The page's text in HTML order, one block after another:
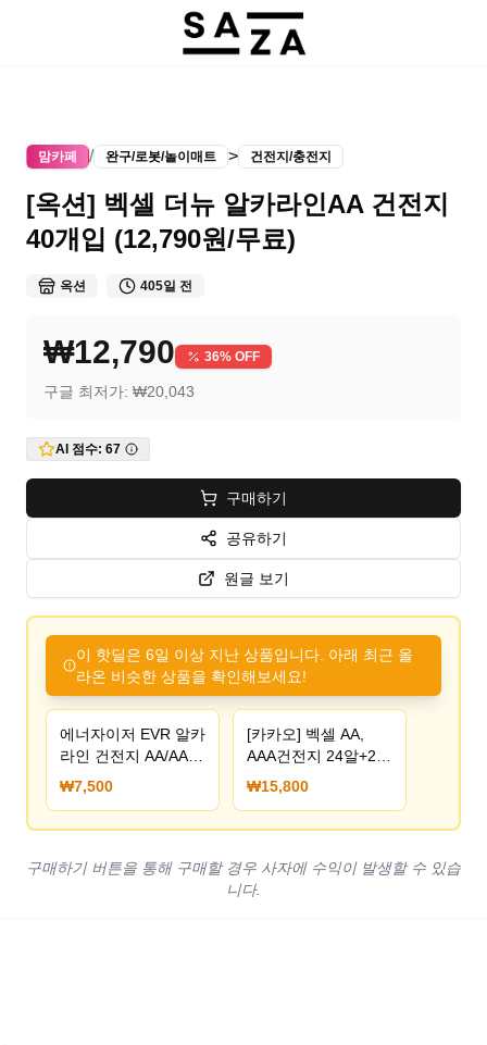
맘카페 / 완구/로봇/놀이매트 > 건전지/충전지
[옥션] 벡셀 더뉴 알카라인AA 건전지
40개입 (12,790원/무료)
옥션 405일 전
₩12,790 36% OFF
구글 최저가: ₩20,043
AI 점수: 67
구매하기
공유하기
원글 보기
이 핫딜은 6일 이상 지난 상품입니다. 아래 최근 올
라온 비슷한 상품을 확인해보세요!
에너자이저 EVR 알카
라인 건전지 AA/AAA
20알 (7,500원/무료)
₩7,500
[카카오] 벡셀 AA,
AAA건전지 24알+24
알 (15,800원/N/A)
₩15,800
구매하기 버튼을 통해 구매할 경우 사자에 수익이 발생할 수 있습
니다.